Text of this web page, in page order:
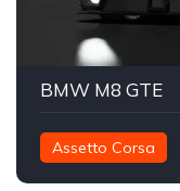
BMW M8 GTE
Assetto Corsa